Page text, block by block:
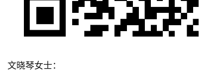
文晓琴女士：